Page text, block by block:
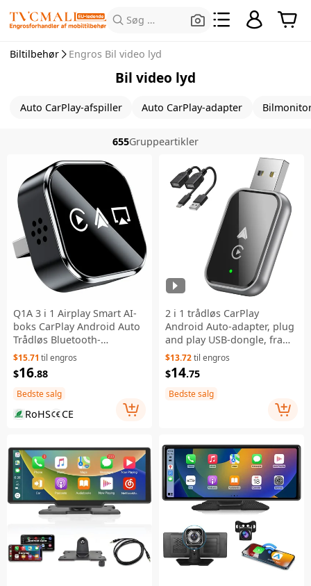
Søg efter produkter
Biltilbehør Engros Bil video lyd
Bil video lyd
Auto CarPlay-afspiller Auto CarPlay-adapter
655Gruppeartikler
Q1A 3 i 1 Airplay Smart AI-
boks CarPlay Android Auto
Trådløs Bluetooth-
kompatibel Adapter - Sort
$15.71 til engros
$16.88
Bedste salg
RoHS CE
2 i 1 trådløs CarPlay
Android Auto-adapter, plug
and play USB-dongle, fra
kablet til trådløs konverter
til iPhone / Android
$13.72til engros
$14.75
Bedste salg